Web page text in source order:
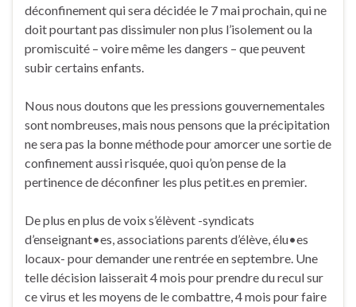
déconfinement qui sera décidée le 7 mai prochain, qui ne
doit pourtant pas dissimuler non plus l’isolement ou la
promiscuité – voire même les dangers – que peuvent
subir certains enfants.
Nous nous doutons que les pressions gouvernementales
sont nombreuses, mais nous pensons que la précipitation
ne sera pas la bonne méthode pour amorcer une sortie de
confinement aussi risquée, quoi qu’on pense de la
pertinence de déconfiner les plus petit.es en premier.
De plus en plus de voix s’élèvent -syndicats
d’enseignant•es, associations parents d’élève, élu•es
locaux- pour demander une rentrée en septembre. Une
telle décision laisserait 4 mois pour prendre du recul sur
ce virus et les moyens de le combattre, 4 mois pour faire